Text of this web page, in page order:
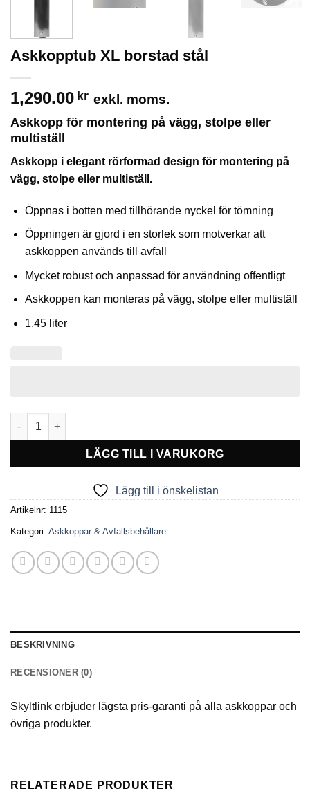
Askkopptub XL borstad stål
1,290.00 kr exkl. moms.
Askkopp för montering på vägg, stolpe eller
multiställ
Askkopp i elegant rörformad design för montering på
vägg, stolpe eller multiställ.
Öppnas i botten med tillhörande nyckel för tömning
Öppningen är gjord i en storlek som motverkar att
askkoppen används till avfall
Mycket robust och anpassad för användning offentligt
Askkoppen kan monteras på vägg, stolpe eller multiställ
1,45 liter
Askkopptub XL borstad stål mängd
LÄGG TILL I VARUKORG
Lägg till i önskelistan
Artikelnr: 1115
Kategori: Askkoppar & Avfallsbehållare
BESKRIVNING
RECENSIONER (0)
Skyltlink erbjuder lägsta pris-garanti på alla askkoppar och
övriga produkter.
RELATERADE PRODUKTER